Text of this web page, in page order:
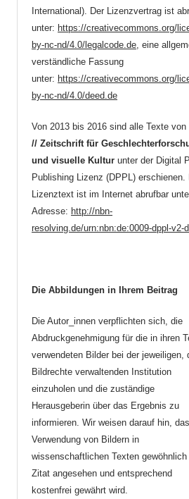
International). Der Lizenzvertrag ist
unter: https://creativecommons.org/
by-nc-nd/4.0/legalcode.de , eine
verständliche Fassung
unter: https://creativecommons.org/
by-nc-nd/4.0/deed.de
Von 2013 bis 2016 sind alle Texte von
// Zeitschrift für
und visuelle Kultur unter der Digital
Publishing Lizenz (DPPL) erschienen.
Lizenztext ist im Internet abrufbar
Adresse: http://nbn-
resolving.de/urn:nbn:de:0009-dppl-v2-
Die Abbildungen in Ihrem Beitrag
Die Autor_innen verpflichten sich, die
Abdruckgenehmigung für die in ihren
verwendeten Bilder bei der jeweiligen,
Bildrechte verwaltenden Institution
einzuholen und die zuständige
Herausgeberin über das Ergebnis zu
informieren. Wir weisen darauf hin,
Verwendung von Bildern in
wissenschaftlichen Texten gewöhnlich
Zitat angesehen und entsprechend
kostenfrei gewährt wird.